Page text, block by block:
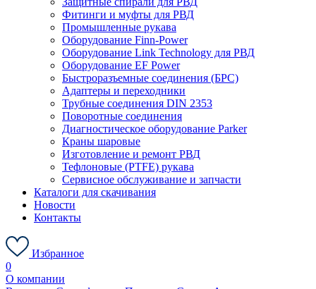
Фитинги и муфты для РВД
Промышленные рукава
Оборудование Finn-Power
Оборудование Link Technology для РВД
Оборудование EF Power
Быстроразъемные соединения (БРС)
Адаптеры и переходники
Трубные соединения DIN 2353
Поворотные соединения
Диагностическое оборудование Parker
Краны шаровые
Изготовление и ремонт РВД
Тефлоновые (PTFE) рукава
Сервисное обслуживание и запчасти
Каталоги для скачивания
Новости
Контакты
Избранное
0
О компании